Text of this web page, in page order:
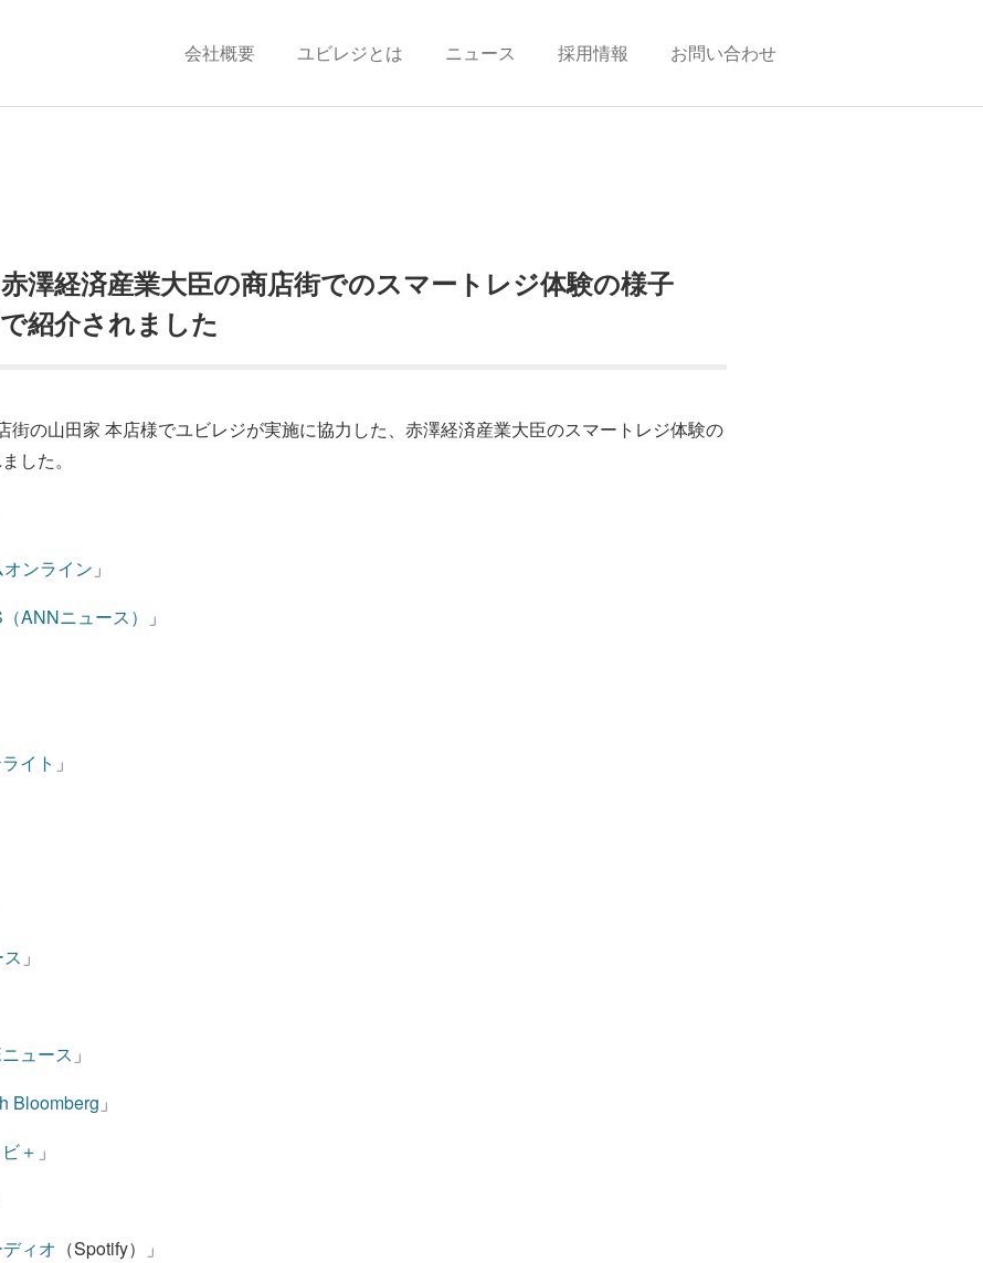
会社概要 ユビレジとは ニュース 採用情報 お問い合わせ
澤経済産業大臣の商店街でのスマートレジ体験の様子
紹介されました
街の山田家 本店様でユビレジが実施に協力した、赤澤経済産業大臣のスマートレジ体験の
した。
ンライン 」
ANNニュース）
」
イト 」
」
ュース 」
Bloomberg 」
＋ 」
ィオ （Spotify）」